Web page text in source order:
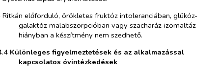
Ritkán előforduló, örökletes fruktóz intoleranciában, glükóz-
galaktóz malabszorpcióban vagy szacharáz-izomaltáz
hiányban a készítmény nem szedhető.
Különleges figyelmeztetések és az alkalmazással
kapcsolatos óvintézkedések